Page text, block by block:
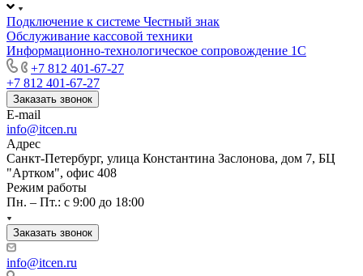
Подключение к системе Честный знак
Обслуживание кассовой техники
Информационно-технологическое сопровождение 1C
+7 812 401-67-27
+7 812 401-67-27
Заказать звонок
E-mail
info@itcen.ru
Адрес
Санкт-Петербург, улица Константина Заслонова, дом 7, БЦ
"Артком", офис 408
Режим работы
Пн. – Пт.: с 9:00 до 18:00
Заказать звонок
info@itcen.ru